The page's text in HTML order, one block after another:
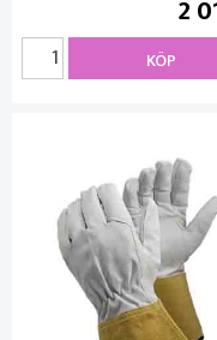
2
KÖP